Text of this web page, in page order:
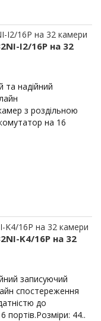
I2/16P на 32
та надійний
з роздільною
на 16
K4/16P на 32
записуючий
спостереження
до
44..